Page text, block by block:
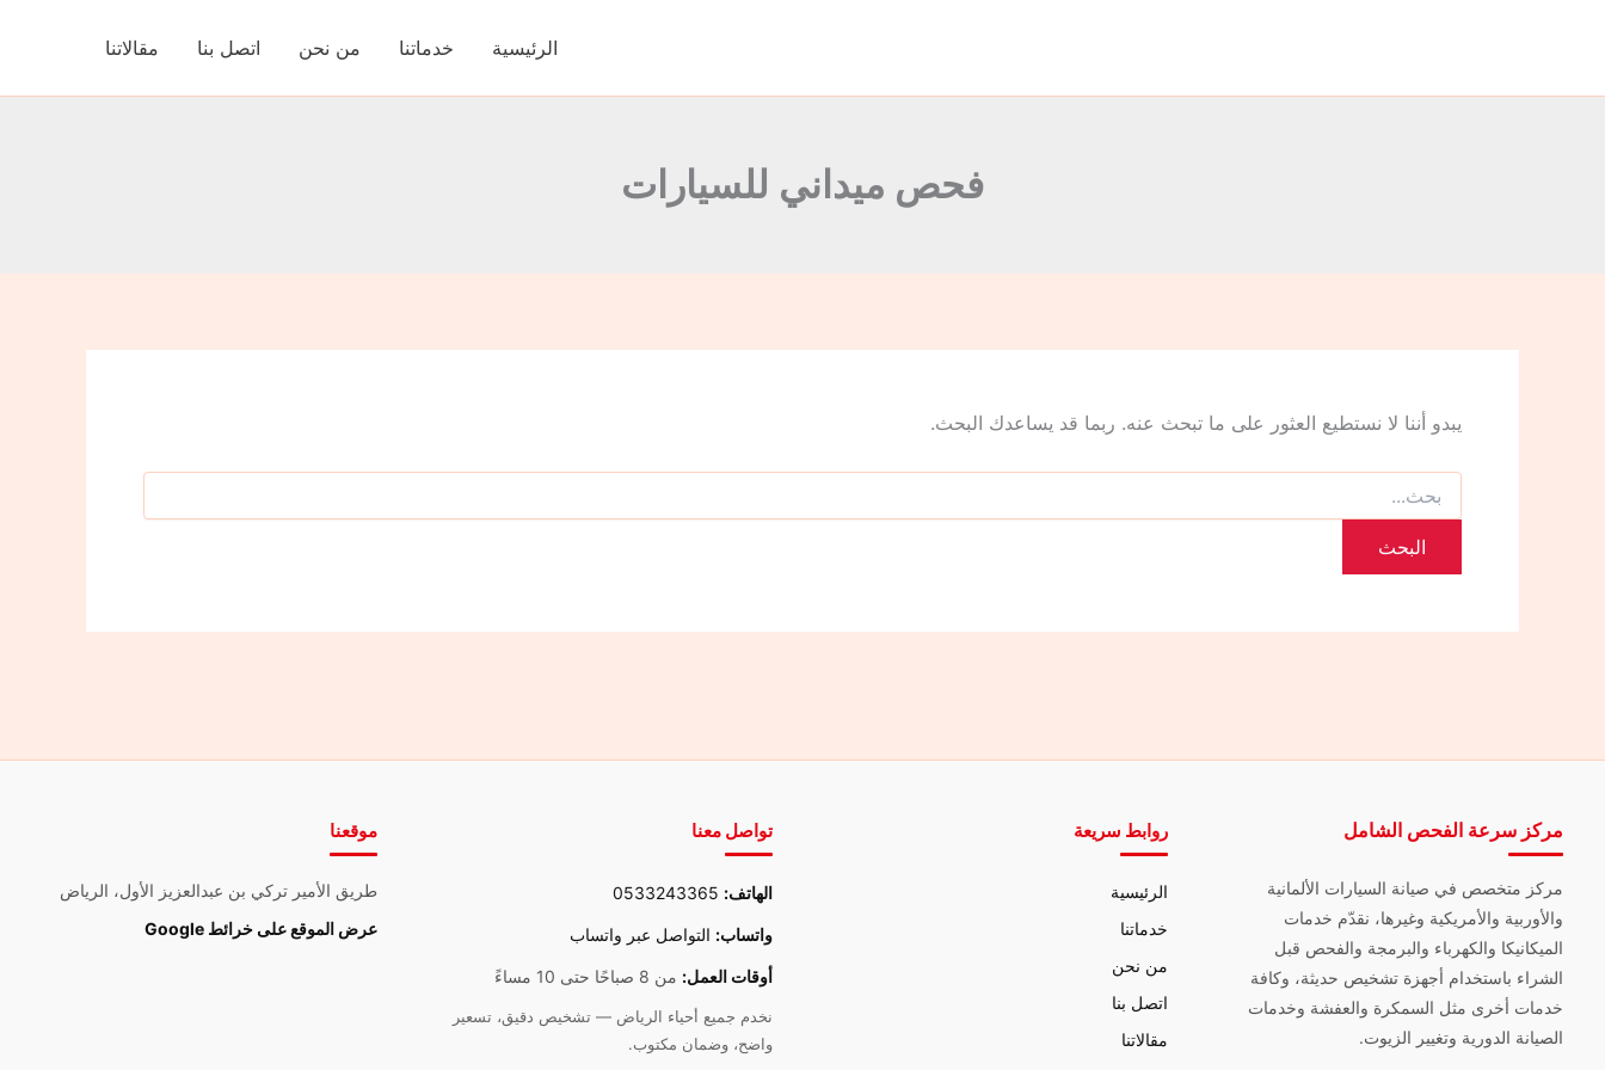
الرئيسية خدماتنا من نحن اتصل بنا مقالاتنا
فحص ميداني للسيارات
يبدو أننا لا نستطيع العثور على ما تبحث عنه. ربما قد يساعدك البحث.
مركز سرعة الفحص الشامل
مركز متخصص في صيانة السيارات الألمانية
والأوربية والأمريكية وغيرها، نقدّم خدمات
الميكانيكا والكهرباء والبرمجة والفحص قبل
الشراء باستخدام أجهزة تشخيص حديثة، وكافة
خدمات أخرى مثل السمكرة والعفشة وخدمات
الصيانة الدورية وتغيير الزيوت.
روابط سريعة
الرئيسية
خدماتنا
من نحن
اتصل بنا
مقالاتنا
تواصل معنا
الهاتف: 0533243365
واتساب: التواصل عبر واتساب
أوقات العمل: من 8 صباحًا حتى 10 مساءً
نخدم جميع أحياء الرياض — تشخيص دقيق، تسعير
واضح، وضمان مكتوب.
موقعنا
طريق الأمير تركي بن عبدالعزيز الأول، الرياض
عرض الموقع على خرائط Google